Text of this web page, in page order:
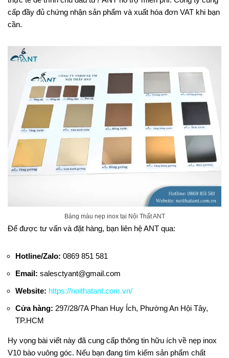
cấp đầy đủ chứng nhận sản phẩm và xuất hóa đơn VAT khi bạn
cần.
Bảng màu nẹp inox tại Nội Thất ANT
Để được tư vấn và đặt hàng, bạn liên hệ ANT qua:
Hotline/Zalo: 0869 851 581
Email: salesctyant@gmail.com
Website: https://noithatant.com.vn/
Cửa hàng: 297/28/7A Phan Huy Ích, Phường An Hội Tây,
TP.HCM
Hy vọng bài viết này đã cung cấp thông tin hữu ích về nẹp inox
V10 bào vuông góc. Nếu bạn đang tìm kiếm sản phẩm chất